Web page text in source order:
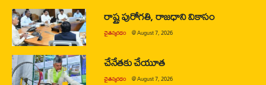
రాష్ట్ర పురోగతి, రాజధాని వికాసం
చైతన్యరధం @August 7, 2026
చేనేతకు చేయూత
చైతన్యరధం @August 7, 2026